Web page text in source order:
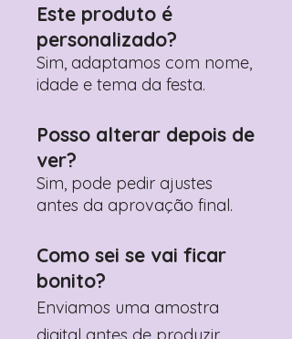
Prefere fazer seu pedido pelo
WhatsApp? Clique aqui para nos
contactar: +351 960 119 353
Este produto é
personalizado?
Sim, adaptamos com nome,
idade e tema da festa.
Posso alterar depois de
ver?
Sim, pode pedir ajustes
antes da aprovação final.
Como sei se vai ficar
bonito?
Enviamos uma amostra